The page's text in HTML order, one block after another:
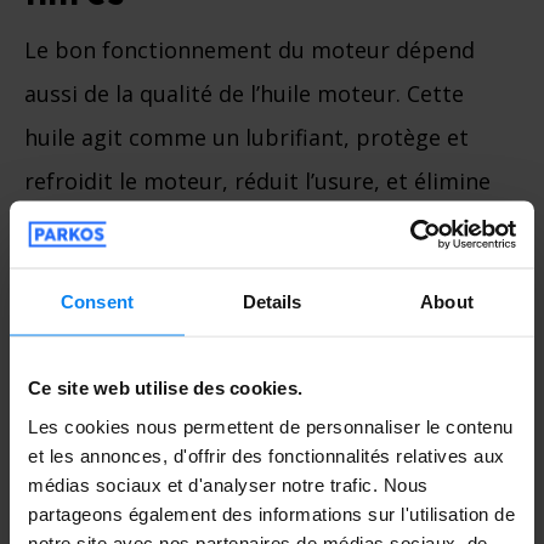
Consent Details About
Ce site web utilise des cookies.
Les cookies nous permettent de personnaliser le contenu
et les annonces, d'offrir des fonctionnalités relatives aux
médias sociaux et d'analyser notre trafic. Nous
partageons également des informations sur l'utilisation de
Le bon fonctionnement du moteur dépend
aussi de la qualité de l’huile moteur. Cette
huile agit comme un lubrifiant, protège et
refroidit le moteur, réduit l’usure, et élimine
les impuretés grâce aux filtres. Pour toutes
régulièrement l’état de l’huile et de ses
6. Vérifier le bon
fonctionnement des
flexibles et des courroies